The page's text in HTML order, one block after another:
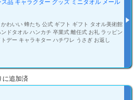
ス品 キャラクター グッズ ミニタオル メール
かわいい 蜂たち 公式 ギフト ギフト タオル美術館
ドタオル ハンカチ 卒業式 離任式 お礼 ラッピン
デー キャラキター ハチワレ うさぎ お返し
に追加済